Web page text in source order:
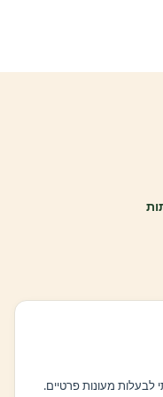
לבעלות מעונות פרטיים.